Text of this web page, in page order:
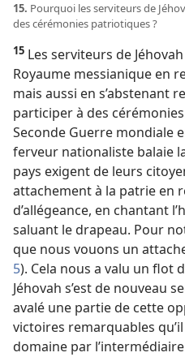
15. Pourquoi les serviteurs de
des cérémonies patriotiques ?
15 Les serviteurs de
Royaume messianique en
mais aussi en s’abstenant
participer à des
Seconde Guerre mondiale
ferveur nationaliste balaie
pays exigent de leurs
attachement à la patrie en
d’allégeance, en chantant
saluant le drapeau. Pour
que nous vouons un
5). Cela nous a valu un flot
Jéhovah s’est de nouveau
avalé une partie de cette
victoires remarquables
domaine par